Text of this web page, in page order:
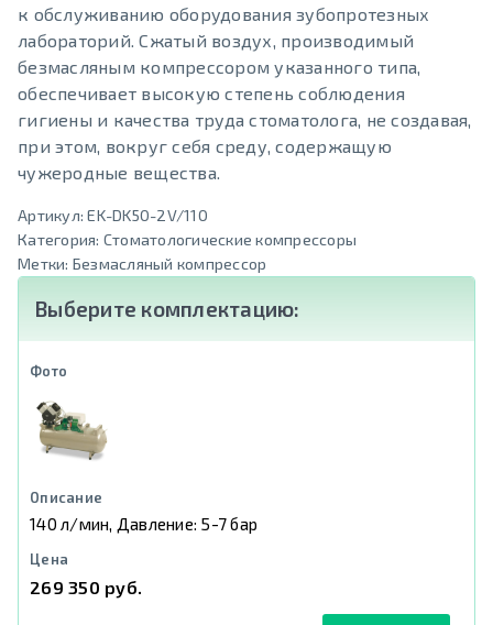
к обслуживанию оборудования зубопротезных
лабораторий. Сжатый воздух, производимый
безмасляным компрессором указанного типа,
обеспечивает высокую степень соблюдения
гигиены и качества труда стоматолога, не создавая,
при этом, вокруг себя среду, содержащую
чужеродные вещества.
Артикул:EK-DK50-2V/110
Категория: Стоматологические компрессоры
Метки: Безмасляный компрессор
Выберите комплектацию:
140 л/мин, Давление: 5-7 бар
269 350 руб.